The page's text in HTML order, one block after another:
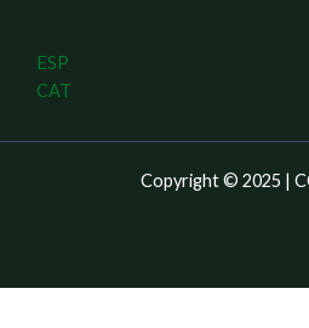
ESP
CAT
Copyright © 2025 |